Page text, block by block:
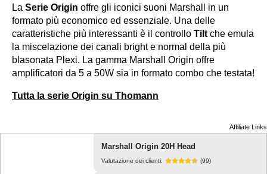
La Serie Origin offre gli iconici suoni Marshall in un
formato più economico ed essenziale. Una delle
caratteristiche più interessanti è il controllo Tilt che emula
la miscelazione dei canali bright e normal della più
blasonata Plexi. La gamma Marshall Origin offre
amplificatori da 5 a 50W sia in formato combo che testata!
Tutta la serie Origin su Thomann
Affiliate Links
Marshall Origin 20H Head
Valutazione dei clienti: (99)